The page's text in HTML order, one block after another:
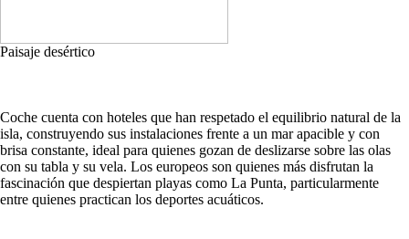
Paisaje desértico
Coche cuenta con hoteles que han respetado el equilibrio natural de la
isla, construyendo sus instalaciones frente a un mar apacible y con
brisa constante, ideal para quienes gozan de deslizarse sobre las olas
con su tabla y su vela. Los europeos son quienes más disfrutan la
fascinación que despiertan playas como La Punta, particularmente
entre quienes practican los deportes acuáticos.